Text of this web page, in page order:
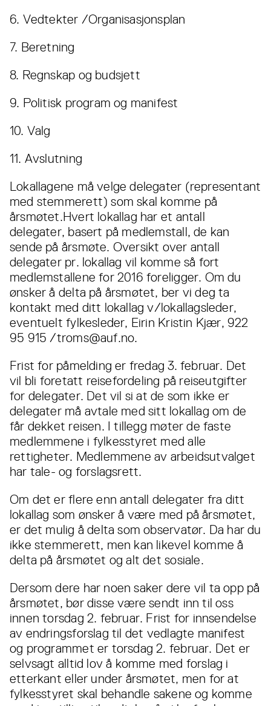
6. Vedtekter /Organisasjonsplan
7. Beretning
8. Regnskap og budsjett
9. Politisk program og manifest
10. Valg
11. Avslutning
Lokallagene må velge delegater (representant
med stemmerett) som skal komme på
årsmøtet.Hvert lokallag har et antall
delegater, basert på medlemstall, de kan
sende på årsmøte. Oversikt over antall
delegater pr. lokallag vil komme så fort
medlemstallene for 2016 foreligger. Om du
ønsker å delta på årsmøtet, ber vi deg ta
kontakt med ditt lokallag v/lokallagsleder,
eventuelt fylkesleder, Eirin Kristin Kjær, 922
95 915 /troms@auf.no.
Frist for påmelding er fredag 3. februar. Det
vil bli foretatt reisefordeling på reiseutgifter
for delegater. Det vil si at de som ikke er
delegater må avtale med sitt lokallag om de
får dekket reisen. I tillegg møter de faste
medlemmene i fylkesstyret med alle
rettigheter. Medlemmene av arbeidsutvalget
har tale- og forslagsrett.
Om det er flere enn antall delegater fra ditt
lokallag som ønsker å være med på årsmøtet,
er det mulig å delta som observatør. Da har du
ikke stemmerett, men kan likevel komme å
delta på årsmøtet og alt det sosiale.
Dersom dere har noen saker dere vil ta opp på
årsmøtet, bør disse være sendt inn til oss
innen torsdag 2. februar. Frist for innsendelse
av endringsforslag til det vedlagte manifest
og programmet er torsdag 2. februar. Det er
selvsagt alltid lov å komme med forslag i
etterkant eller under årsmøtet, men for at
fylkesstyret skal behandle sakene og komme